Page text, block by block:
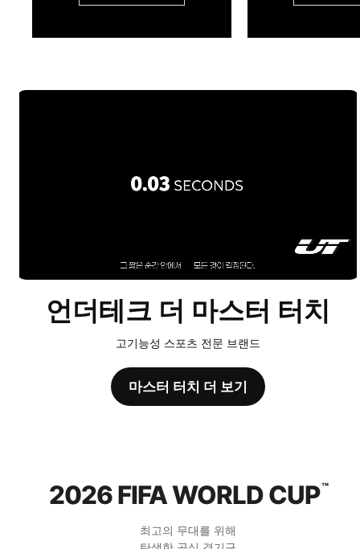
언더테크 더 마스터 터치
고기능성 스포츠 전문 브랜드
마스터 터치 더 보기
2026 FIFA WORLD CUP™
최고의 무대를 위해